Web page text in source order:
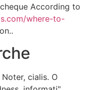
According to
where-to-
cialis. O